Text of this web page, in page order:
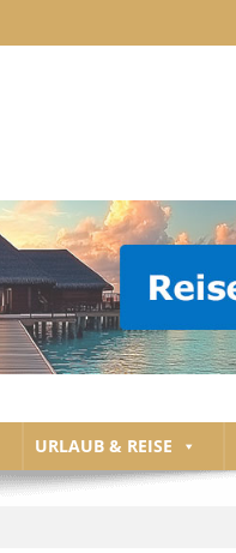
URLAUB & REISE